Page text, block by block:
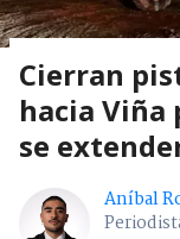
Cierran
hacia Viña
se
Aníbal